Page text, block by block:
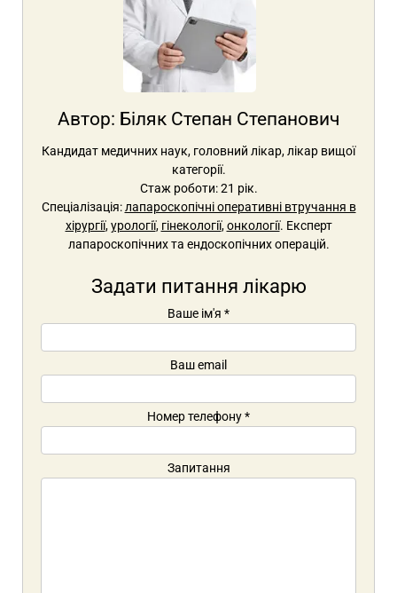
Автор: Біляк Степан Степанович
Кандидат медичних наук, головний лікар, лікар вищої
категорії.
Стаж роботи: 21 рік.
Спеціалізація:лапароскопічні оперативні втручання в
хірургії,урології, гінекології,онкології. Експерт
лапароскопічних та ендоскопічних операцій.
Задати питання лікарю
Ваше ім'я *
Ваш email
Номер телефону*
Запитання